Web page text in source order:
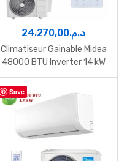
د.م.24.270,00
Climatiseur Gainable Midea
48000 BTU Inverter 14 kW
Save